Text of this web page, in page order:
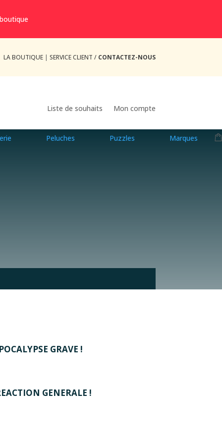
LA BOUTIQUE| SERVICE CLIENT / CONTACTEZ-NOUS
Liste de souhaits Mon compte
Peluches Puzzles Marques
GRAVE !
GENERALE !